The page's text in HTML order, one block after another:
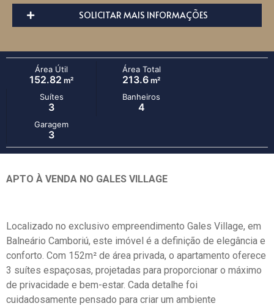
SOLICITAR MAIS INFORMAÇÕES
Área Útil
152.82 m²
Área Total
213.6 m²
Suítes
3
Banheiros
4
Garagem
3
APTO À VENDA NO GALES VILLAGE
Localizado no exclusivo empreendimento Gales Village, em
Balneário Camboriú, este imóvel é a definição de elegância e
conforto. Com 152m² de área privada, o apartamento oferece
3 suítes espaçosas, projetadas para proporcionar o máximo
de privacidade e bem-estar. Cada detalhe foi
cuidadosamente pensado para criar um ambiente